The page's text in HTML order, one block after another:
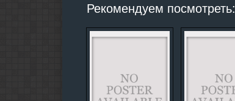
Рекомендуем посмотреть: